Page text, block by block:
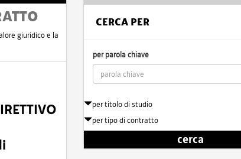
giuridico e la
CERCA PER
per parola chiave
per titolo di studio
per tipo di contratto
cerca